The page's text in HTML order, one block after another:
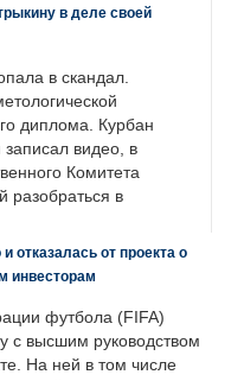
в деле своей
в скандал.
диплома. Курбан
видео, в
Комитета
разобраться в
отказалась от проекта о
инвесторам
футбола (FIFA)
с высшим руководством
На ней в том числе